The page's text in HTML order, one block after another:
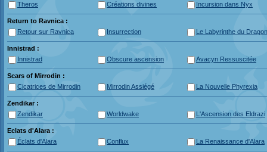
Theros
Créations divines Incursion dans Nyx
Return to Ravnica :
Retour sur Ravnica
Insurrection Le Labyrinthe du Dragon
Innistrad :
Innistrad
Obscure ascension Avacyn Ressuscitée
Scars of Mirrodin :
Cicatrices de Mirrodin
Mirrodin Assiégé La Nouvelle Phyrexia
Zendikar :
Zendikar
Worldwake L'Ascension des Eldrazi
Eclats d'Alara :
Éclats d'Alara
Conflux La Renaissance d'Alara